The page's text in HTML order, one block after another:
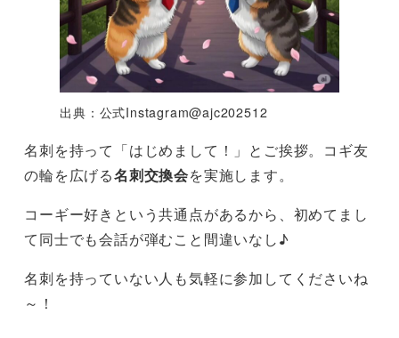
出典：公式Instagram@ajc202512
名刺を持って「はじめまして！」とご挨拶。コギ友
の輪を広げる名刺交換会を実施します。
コーギー好きという共通点があるから、初めてまし
て同士でも会話が弾むこと間違いなし♪
名刺を持っていない人も気軽に参加してくださいね
～！